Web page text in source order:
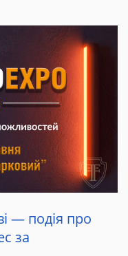
— подія про
за